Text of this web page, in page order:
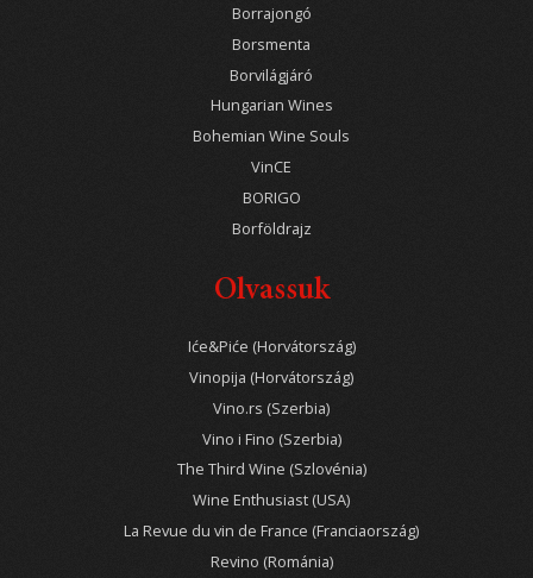
Borrajongó
Borsmenta
Borvilágjáró
Hungarian Wines
Bohemian Wine Souls
VinCE
BORIGO
Borföldrajz
Olvassuk
Iće&Piće (Horvátország)
Vinopija (Horvátország)
Vino.rs (Szerbia)
Vino i Fino (Szerbia)
The Third Wine (Szlovénia)
Wine Enthusiast (USA)
La Revue du vin de France (Franciaország)
Revino (Románia)